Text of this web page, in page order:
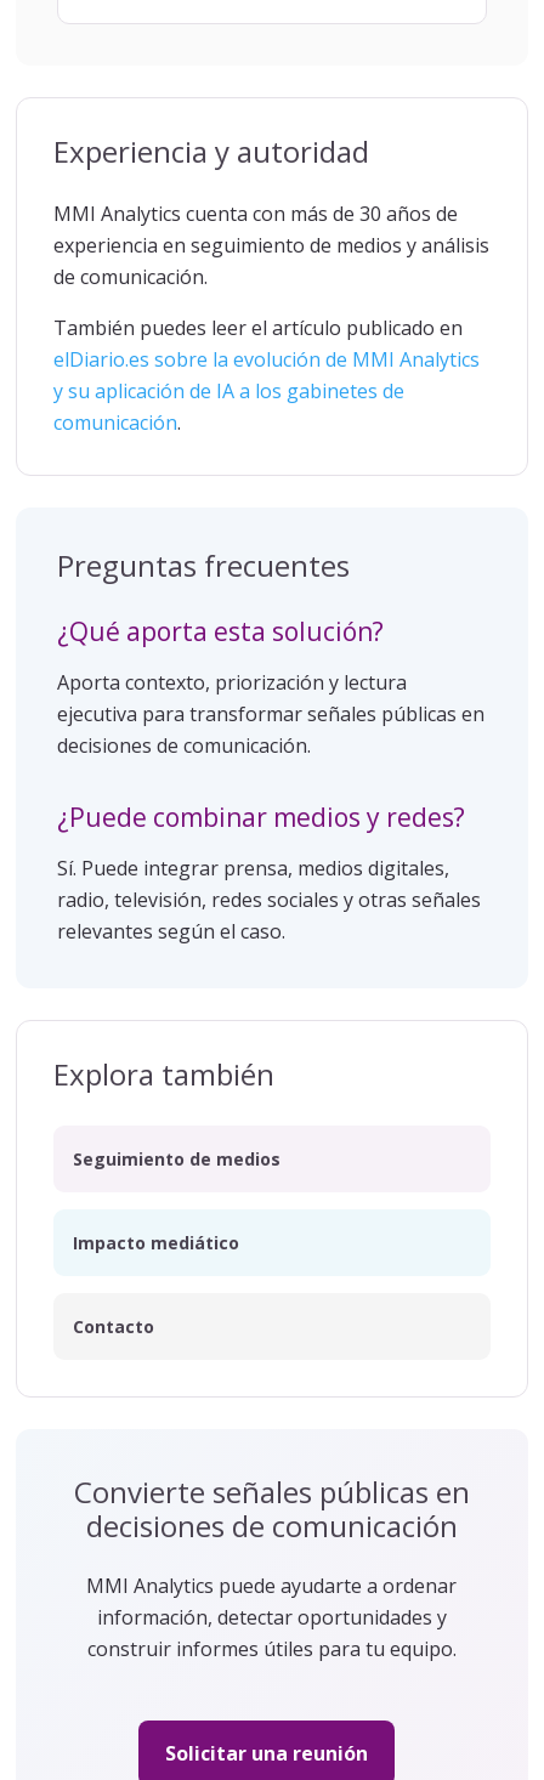
Experiencia y autoridad
MMI Analytics cuenta con más de 30 años de
experiencia en seguimiento de medios y análisis
de comunicación.
También puedes leer el artículo publicado en
elDiario.es sobre la evolución de MMI Analytics
y su aplicación de IA a los gabinetes de
comunicación.
Preguntas frecuentes
¿Qué aporta esta solución?
Aporta contexto, priorización y lectura
ejecutiva para transformar señales públicas en
decisiones de comunicación.
¿Puede combinar medios y redes?
Sí. Puede integrar prensa, medios digitales,
radio, televisión, redes sociales y otras señales
relevantes según el caso.
Explora también
Seguimiento de medios
Impacto mediático
Contacto
Convierte señales públicas en
decisiones de comunicación
MMI Analytics puede ayudarte a ordenar
información, detectar oportunidades y
construir informes útiles para tu equipo.
Solicitar una reunión